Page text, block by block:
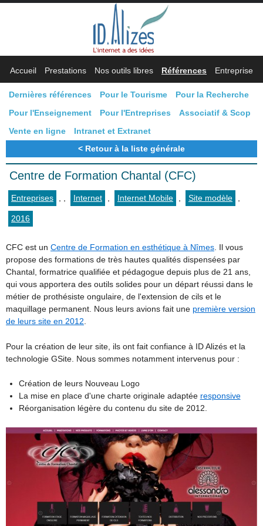
Accueil Prestations Nos outils libres Références Entreprise
Dernières références Pour le Tourisme
Pour la Recherche
Pour l'Enseignement
Pour l'Entreprises
Associatif & Scop
Vente en ligne
Intranet et Extranet
Retour à la liste générale
Centre de Formation Chantal (CFC)
Entreprises Internet Internet Mobile Site modèle
2016
CFC est un Centre de Formation en esthétique à Nîmes . Il vous
propose des formations de très hautes qualités dispensées par
Chantal, formatrice qualifiée et pédagogue depuis plus de 21 ans,
qui vous apportera des outils solides pour un départ réussi dans le
métier de prothésiste ongulaire, de l'extension de cils et le
maquillage permanent. Nous leurs avions fait une première version
de leurs site en 2012
Pour la création de leur site, ils ont fait confiance à ID Alizés et la
technologie GSite. Nous sommes notamment intervenus pour :
Création de leurs Nouveau Logo
La mise en place d'une charte originale adaptée responsive
Réorganisation légère du contenu du site de 2012.